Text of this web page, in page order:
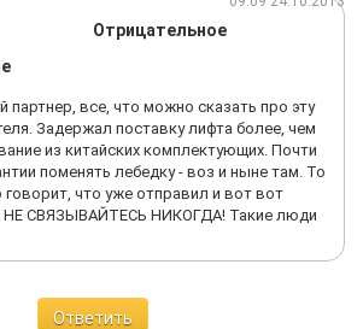
Отрицательное
все, что можно сказать про эту
Задержал поставку лифта более, чем
из китайских комплектующих. Почти
поменять лебедку - воз и ныне там. То
говорит, что уже отправил и вот вот
НЕ СВЯЗЫВАЙТЕСЬ НИКОГДА! Такие люди
Ответить